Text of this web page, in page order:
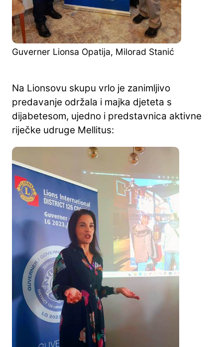
Guverner Lionsa Opatija, Milorad Stanić
Na Lionsovu skupu vrlo je zanimljivo
predavanje održala i majka djeteta s
dijabetesom, ujedno i predstavnica aktivne
riječke udruge Mellitus: